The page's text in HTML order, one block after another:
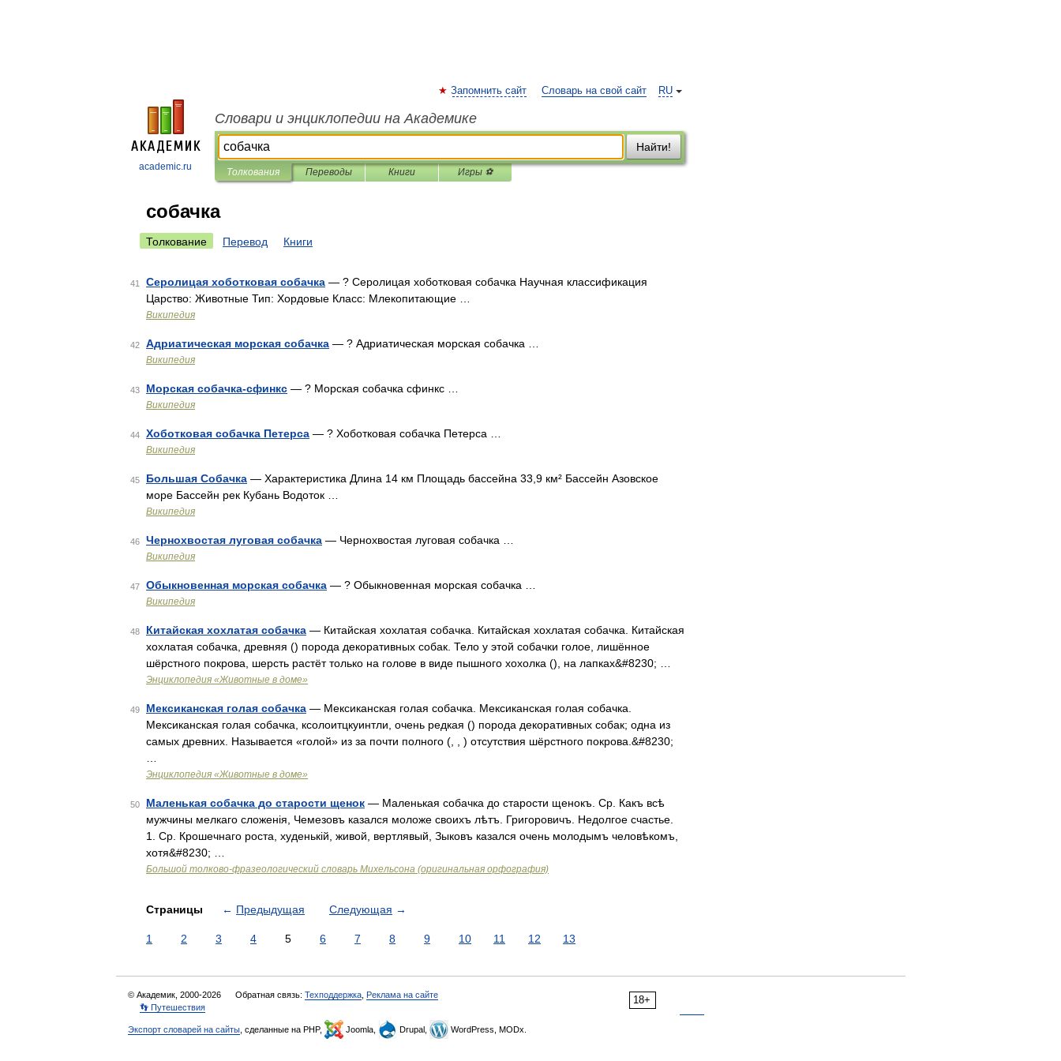
academic.ru
RU
Запомнить сайт Словарь на свой сайт
Словари и энциклопедии на Академике
Найти!
Толкования Переводы Книги Игры ⚽
собачка
Толкование Перевод Книги
41 Серолицая хоботковая собачка — ? Серолицая хоботковая собачка Научная классификация
Царство: Животные Тип: Хордовые Класс: Млекопитающие …
Википедия
42 Адриатическая морская собачка — ? Адриатическая морская собачка …
Википедия
43 Морская собачка-сфинкс — ? Морская собачка сфинкс …
Википедия
44 Хоботковая собачка Петерса — ? Хоботковая собачка Петерса …
Википедия
45 Большая Собачка — Характеристика Длина 14 км Площадь бассейна 33,9 км² Бассейн Азовское
море Бассейн рек Кубань Водоток …
Википедия
46 Чернохвостая луговая собачка — Чернохвостая луговая собачка …
Википедия
47 Обыкновенная морская собачка — ? Обыкновенная морская собачка …
Википедия
48 Китайская хохлатая собачка — Китайская хохлатая собачка. Китайская хохлатая собачка. Китайская
хохлатая собачка, древняя () порода декоративных собак. Тело у этой собачки голое, лишённое
шёрстного покрова, шерсть растёт только на голове в виде пышного хохолка (), на лапках&#8230; …
Энциклопедия «Животные в доме»
49 Мексиканская голая собачка — Мексиканская голая собачка. Мексиканская голая собачка.
Мексиканская голая собачка, ксолоитцкуинтли, очень редкая () порода декоративных собак; одна из
самых древних. Называется «голой» из за почти полного (, , ) отсутствия шёрстного покрова.&#8230;
Энциклопедия «Животные в доме»
50 Маленькая собачка до старости щенок — Маленькая собачка до старости щенокъ. Ср. Какъ всѣ
мужчины мелкаго сложенія, Чемезовъ казался моложе своихъ лѣтъ. Григоровичъ. Недолгое счастье.
1. Ср. Крошечнаго роста, худенькій, живой, вертлявый, Зыковъ казался очень молодымъ человѣкомъ,
хотя&#8230; …
Большой толково-фразеологический словарь Михельсона (оригинальная орфография)
Страницы ← Предыдущая Следующая →
1 2 3 4 5 6 7 8 9 10 11 12 13
18+
© Академик, 2000-2026 Обратная связь: Техподдержка Реклама на сайте
👣 Путешествия
Экспорт словарей на сайты , сделанные на PHP, Joomla, Drupal, WordPress, MODx.